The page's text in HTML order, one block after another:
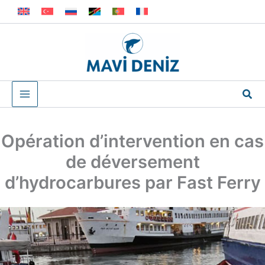
au
Opération d’intervention en cas
de déversement
d’hydrocarbures par Fast Ferry